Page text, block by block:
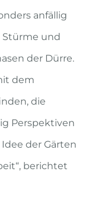
anfällig
Stürme und
der Dürre.
dem
die
Perspektiven
der Gärten
berichtet